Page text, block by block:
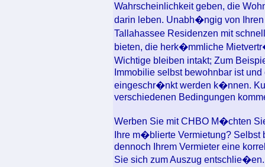
Wahrscheinlichkeit geben, die
darin leben. Unabh�ngig von
Tallahassee Residenzen mit
bieten, die herk�mmliche
Wichtige bleiben intakt; Zum
Immobilie selbst bewohnbar ist
eingeschr�nkt werden k�nnen.
verschiedenen Bedingungen
Werben Sie mit CHBO M�chten
Ihre m�blierte Vermietung?
dennoch Ihrem Vermieter eine
Sie sich zum Auszug